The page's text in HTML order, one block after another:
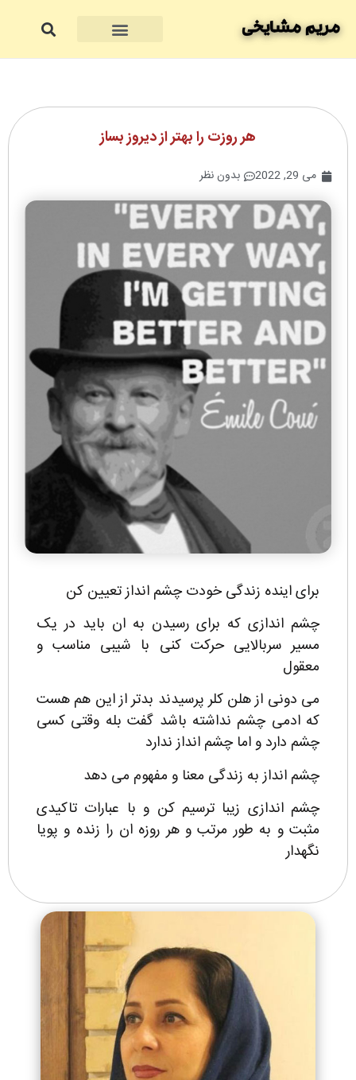
مریم مشایخی
هر روزت را بهتر از دیروز بساز
می 29, 2022 بدون نظر
برای اینده زندگی خودت چشم انداز تعیین کن
چشم اندازی که برای رسیدن به ان باید در یک
مسیر سربالایی حرکت کنی با شیبی مناسب و
معقول
می دونی از هلن کلر پرسیدند بدتر از این هم هست
که ادمی چشم نداشته باشد گفت بله وقتی کسی
چشم دارد و اما چشم انداز ندارد
چشم انداز به زندگی معنا و مفهوم می دهد
چشم اندازی زیبا ترسیم کن و با عبارات تاکیدی
مثبت و به طور مرتب و هر روزه ان را زنده و پویا
نگهدار